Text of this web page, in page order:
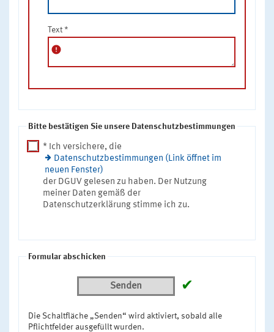
Text *
error
Bitte bestätigen Sie unsere Datenschutzbestimmungen
* Ich versichere, die
Datenschutzbestimmungen (Link öffnet im
neuen Fenster)
der DGUV gelesen zu haben. Der Nutzung
meiner Daten gemäß der
Datenschutzerklärung stimme ich zu.
Formular abschicken
Senden ✔
Die Schaltfläche „Senden“ wird aktiviert, sobald alle
Pflichtfelder ausgefüllt wurden.